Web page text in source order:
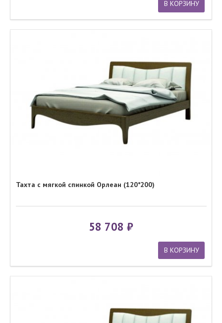
В КОРЗИНУ
Тахта с мягкой спинкой Орлеан (120*200)
58 708
В КОРЗИНУ